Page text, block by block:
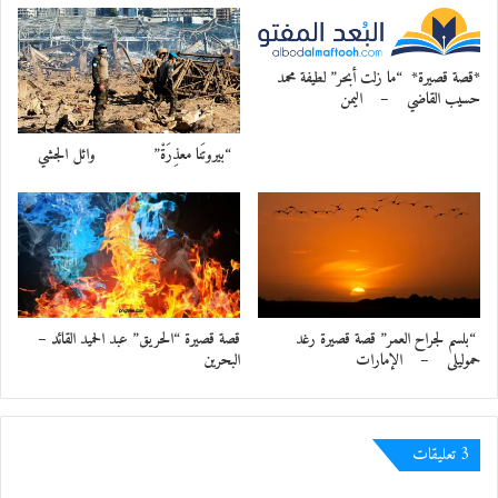
في ظنون غابرة
ما أدركت رغم اشتداد دهائها
صفة العبور على
الدروب العاثرة
هي هكذا كانت وماعادت سوى
إلهام ما
يلهو بوهم الخاطرة
فالذكريات مضت وأبقت خلفها
كفًا
*قصة قصيرة* “ما زلت أبحر” لطيفة محمد
حسيب القاضي – اليمن
“بيروتَنا معذِرَةْ” وائل الجشي
“بلسم لجراح العمر” قصة قصيرة رغد
حموليلى – الإمارات
قصة قصيرة “الحريق” عبد الحميد القائد –
البحرين
‫3 تعليقات